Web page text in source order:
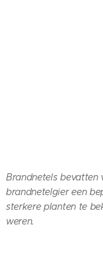
Brandnetels bevatten
brandnetelgier een
sterkere planten te
weren.